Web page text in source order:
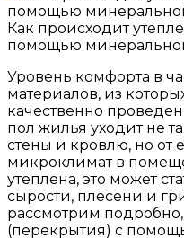
Как происходит
помощью
Уровень комфорта в
материалов, из
качественно
пол жилья уходит не
стены и кровлю, но от
микроклимат в
утеплена, это может
сырости, плесени и
рассмотрим подробно,
(перекрытия) с